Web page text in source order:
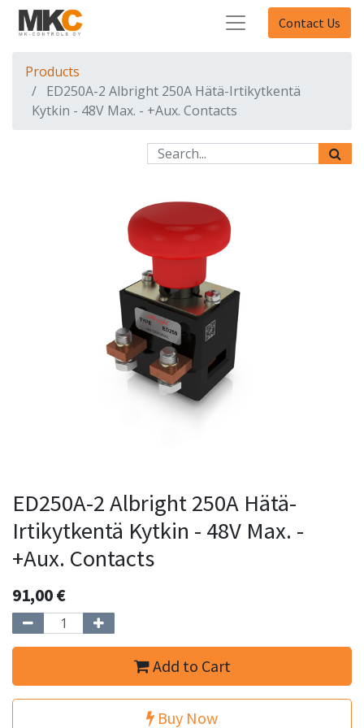
Contact Us
Products
ED250A-2 Albright 250A Hätä-Irtikytkentä
Kytkin - 48V Max. - +Aux. Contacts
ED250A-2 Albright 250A Hätä-
Irtikytkentä Kytkin - 48V Max. -
+Aux. Contacts
91,00€
Add to Cart
Buy Now